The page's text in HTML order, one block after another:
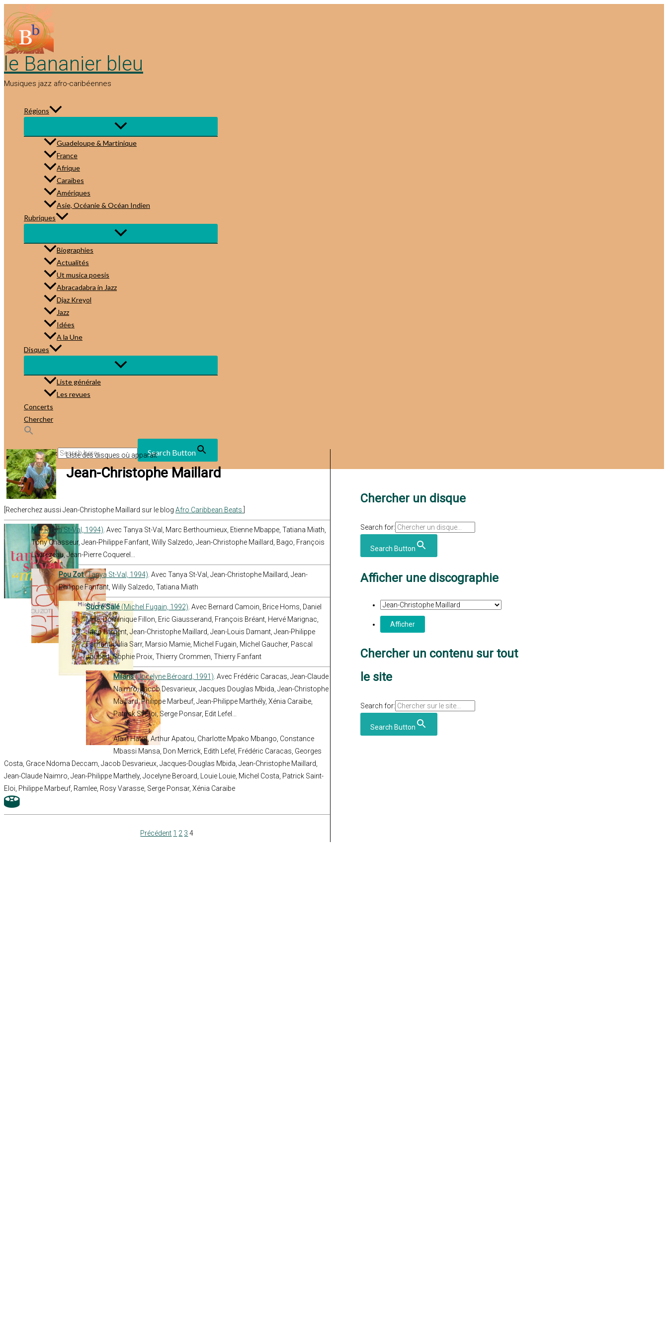
au
contenu
le Bananier bleu
Musiques jazz afro-caribéennes
Régions
Guadeloupe & Martinique
France
Afrique
Caraïbes
Amériques
Asie, Océanie & Océan Indien
Rubriques
Biographies
Actualités
Ut musica poesis
Abracadabra in Jazz
Djaz Kreyol
Jazz
Idées
A la Une
Disques
Liste générale
Les revues
Concerts
Chercher
Search for: Search Button
Liste des disques où apparaît
Jean-Christophe Maillard
[Recherchez aussi Jean-Christophe Maillard sur le blog Afro Caribbean Beats
Mi(Tanya St-Val, 1994) . Avec Tanya St-Val, Marc Berthoumieux, Etienne Mbappe, Tatiana Miath,
Tony Chasseur, Jean-Philippe Fanfant, Willy Salzedo, Jean-Christophe Maillard, Bago, François
Ladrezeau, Jean-Pierre Coquerel...
Pou Zot(Tanya St-Val, 1994) . Avec Tanya St-Val, Jean-Christophe Maillard, Jean-
Philippe Fanfant, Willy Salzedo, Tatiana Miath
Sucré Salé (Michel Fugain, 1992) . Avec Bernard Camoin, Brice Homs, Daniel
Mille, Dominique Fillon, Eric Giausserand, François Bréant, Hervé Marignac,
Jaco Largent, Jean-Christophe Maillard, Jean-Louis Damant, Jean-Philippe
Fanfant, Julia Sarr, Marsio Mamie, Michel Fugain, Michel Gaucher, Pascal
Joubert, Sophie Proix, Thierry Crommen, Thierry Fanfant
Milans(Jocelyne Béroard, 1991) . Avec Frédéric Caracas, Jean-Claude
Naimro, Jacob Desvarieux, Jacques Douglas Mbida, Jean-Christophe
Maillard, Philippe Marbeuf, Jean-Philippe Marthély, Xénia Caraïbe,
Patrick St-Eloi, Serge Ponsar, Edit Lefel...
Alain Hatot, Arthur Apatou, Charlotte Mpako Mbango, Constance
Mbassi Mansa, Don Merrick, Edith Lefel, Frédéric Caracas, Georges
Costa, Grace Ndoma Deccam, Jacob Desvarieux, Jacques-Douglas Mbida, Jean-Christophe Maillard,
Jean-Claude Naimro, Jean-Philippe Marthely, Jocelyne Beroard, Louie Louie, Michel Costa, Patrick Saint-
Eloi, Philippe Marbeuf, Ramlee, Rosy Varasse, Serge Ponsar, Xénia Caraibe
Précédent 1 2 3 4
Chercher un disque
Search for:
Search Button
Afficher une discographie
Chercher un contenu sur tout
le site
Search for:
Search Button